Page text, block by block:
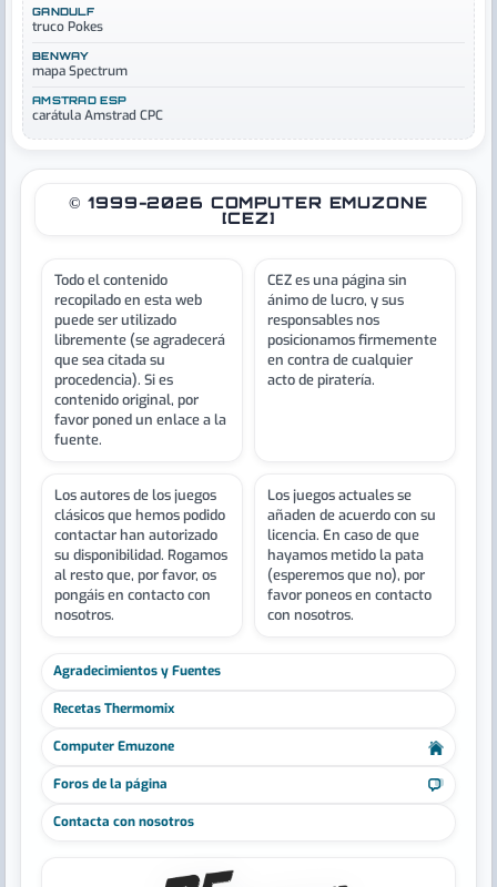
GANDULF
truco Pokes
BENWAY
mapa Spectrum
AMSTRAD ESP
carátula Amstrad CPC
© 1999-2026 COMPUTER EMUZONE
[CEZ]
Todo el contenido
recopilado en esta web
puede ser utilizado
libremente (se agradecerá
que sea citada su
procedencia). Si es
contenido original, por
favor poned un enlace a la
fuente.
CEZ es una página sin
ánimo de lucro, y sus
responsables nos
posicionamos firmemente
en contra de cualquier
acto de piratería.
Los autores de los juegos
clásicos que hemos podido
contactar han autorizado
su disponibilidad. Rogamos
al resto que, por favor, os
pongáis en contacto con
nosotros.
Los juegos actuales se
añaden de acuerdo con su
licencia. En caso de que
hayamos metido la pata
(esperemos que no), por
favor poneos en contacto
con nosotros.
Agradecimientos y Fuentes
Recetas Thermomix
Computer Emuzone
Foros de la página
Contacta con nosotros